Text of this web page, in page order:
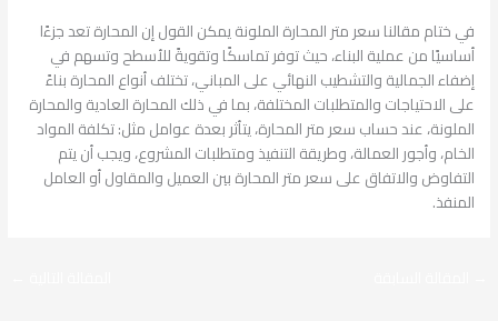
في ختام مقالنا سعر متر المحارة الملونة يمكن القول إن المحارة تعد جزءًا
أساسيًا من عملية البناء، حيث توفر تماسكًا وتقويةً للأسطح وتسهم في
إضفاء الجمالية والتشطيب النهائي على المباني، تختلف أنواع المحارة بناءً
على الاحتياجات والمتطلبات المختلفة، بما في ذلك المحارة العادية والمحارة
الملونة، عند حساب سعر متر المحارة، يتأثر بعدة عوامل مثل: تكلفة المواد
الخام، وأجور العمالة، وطريقة التنفيذ ومتطلبات المشروع، ويجب أن يتم
التفاوض والاتفاق على سعر متر المحارة بين العميل والمقاول أو العامل
المنفذ.